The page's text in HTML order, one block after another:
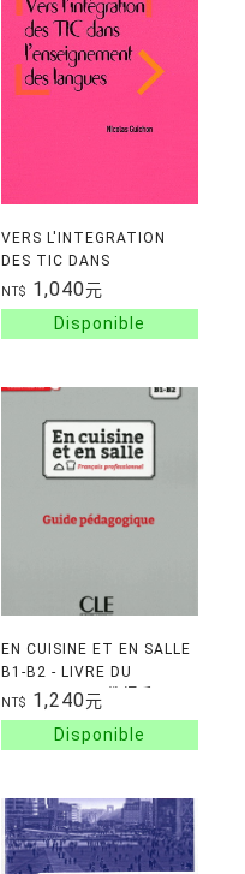
VERS L'INTEGRATION
DES TIC DANS
L'ENSEIGNEMENT DES
LANGUES
NT$ 1,040元
EN CUISINE ET EN SALLE
B1-B2 - LIVRE DU
PROFESSEUR 教師手冊
NT$ 1,240元